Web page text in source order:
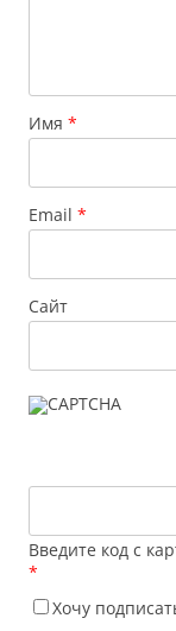
Имя *
Email *
Сайт
Введите код с
*
Хочу